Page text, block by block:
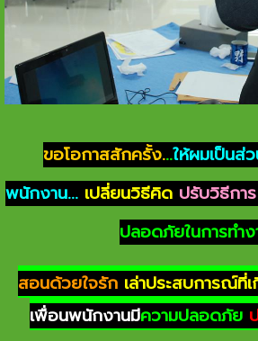
ขอโอกาสสักครั้ง...ให้ผมเป็นส่
พนักงาน... เปลี่ยนวิธีคิด ปรับวิธีการ
ปลอดภัยในการทำง
สอนด้วยใจรัก เล่าประสบการณ์ที่
เพื่อนพนักงานมีความปลอดภัย